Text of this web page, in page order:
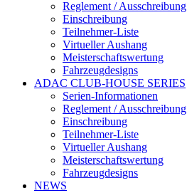
Reglement / Ausschreibung
Einschreibung
Teilnehmer-Liste
Virtueller Aushang
Meisterschaftswertung
Fahrzeugdesigns
ADAC CLUB-HOUSE SERIES
Serien-Informationen
Reglement / Ausschreibung
Einschreibung
Teilnehmer-Liste
Virtueller Aushang
Meisterschaftswertung
Fahrzeugdesigns
NEWS